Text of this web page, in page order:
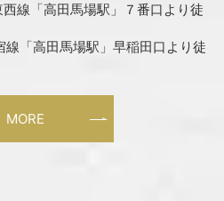
線「高田馬場駅」７番口より徒
線「高田馬場駅」早稲田口より徒
MORE